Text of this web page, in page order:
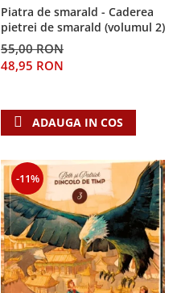
Piatra de smarald - Caderea
pietrei de smarald (volumul 2)
55,00 RON
48,95 RON
ADAUGA IN COS
-11%